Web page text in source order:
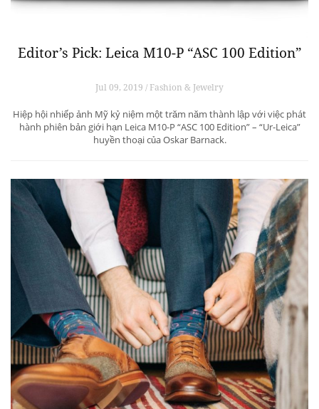
Editor’s Pick: Leica M10-P “ASC 100 Edition”
Jul 09, 2019 / Fashion & Jewelry
Hiệp hội nhiếp ảnh Mỹ kỷ niệm một trăm năm thành lập với việc phát
hành phiên bản giới hạn Leica M10-P “ASC 100 Edition” – “Ur-Leica”
huyền thoại của Oskar Barnack.